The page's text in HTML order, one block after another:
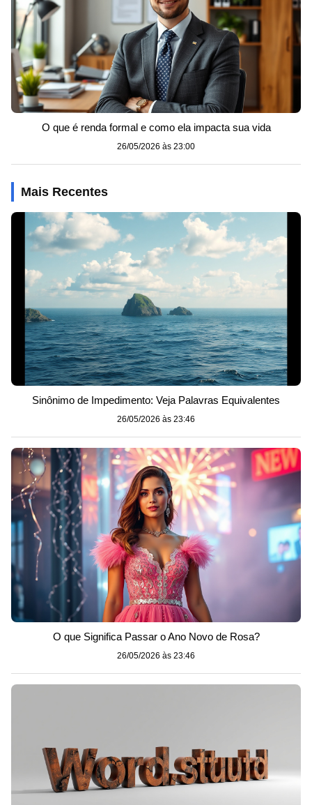
O que é renda formal e como ela impacta sua vida
26/05/2026 às 23:00
Mais Recentes
Sinônimo de Impedimento: Veja Palavras Equivalentes
26/05/2026 às 23:46
O que Significa Passar o Ano Novo de Rosa?
26/05/2026 às 23:46